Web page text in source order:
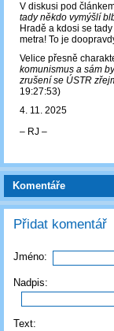
V diskusi pod
tady někdo vymýšlí
Hradě a kdosi se
metra! To je
Velice přesně
komunismus a sám
zrušení se ÚSTR
19:27:53)
4. 11. 2025
‒ RJ ‒
Komentáře
Přidat komentář
Jméno:
Nadpis:
Text: